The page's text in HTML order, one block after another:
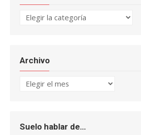
Categorías
Archivo
Archivo
Suelo hablar de…